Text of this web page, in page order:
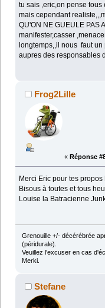
tu sais ,eric,on pense tous
mais cependant
QU'ON NE GUEULE PAS
manifester,casser
longtemps,,il nous faut
aupres des responsables
Frog2Lille
« Réponse
Merci Eric pour tes
Bisous à toutes et tous
Louise la Batracienne
Grenouille +/- décérébrée
(péridurale).
Veuillez l'excuser en cas
Merki.
Stefane